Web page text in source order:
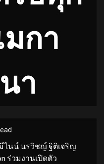
กา
า
มีไนน์ นรวิชญ์ ฐิติเจริญ
ร่วมงานเปิดตัว